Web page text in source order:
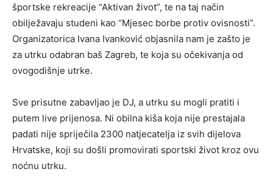
športske rekreacije “Aktivan život”, te na taj način
obilježavaju studeni kao “Mjesec borbe protiv ovisnosti”.
Organizatorica Ivana Ivanković objasnila nam je zašto je
za utrku odabran baš Zagreb, te koja su očekivanja od
ovogodišnje utrke.
Sve prisutne zabavljao je DJ, a utrku su mogli pratiti i
putem live prijenosa. Ni obilna kiša koja nije prestajala
padati nije spriječila 2300 natjecatelja iz svih dijelova
Hrvatske, koji su došli promovirati sportski život kroz ovu
noćnu utrku.